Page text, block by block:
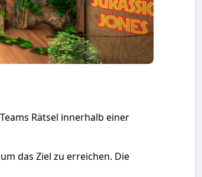
Rätsel innerhalb einer
das Ziel zu erreichen. Die